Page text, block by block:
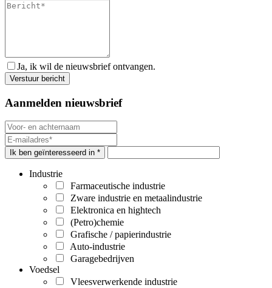
Ja, ik wil de nieuwsbrief ontvangen.
Aanmelden nieuwsbrief
Ik ben geïnteresseerd in *
Industrie
Farmaceutische industrie
Zware industrie en metaalindustrie
Elektronica en hightech
(Petro)chemie
Grafische / papierindustrie
Auto-industrie
Garagebedrijven
Voedsel
Vleesverwerkende industrie